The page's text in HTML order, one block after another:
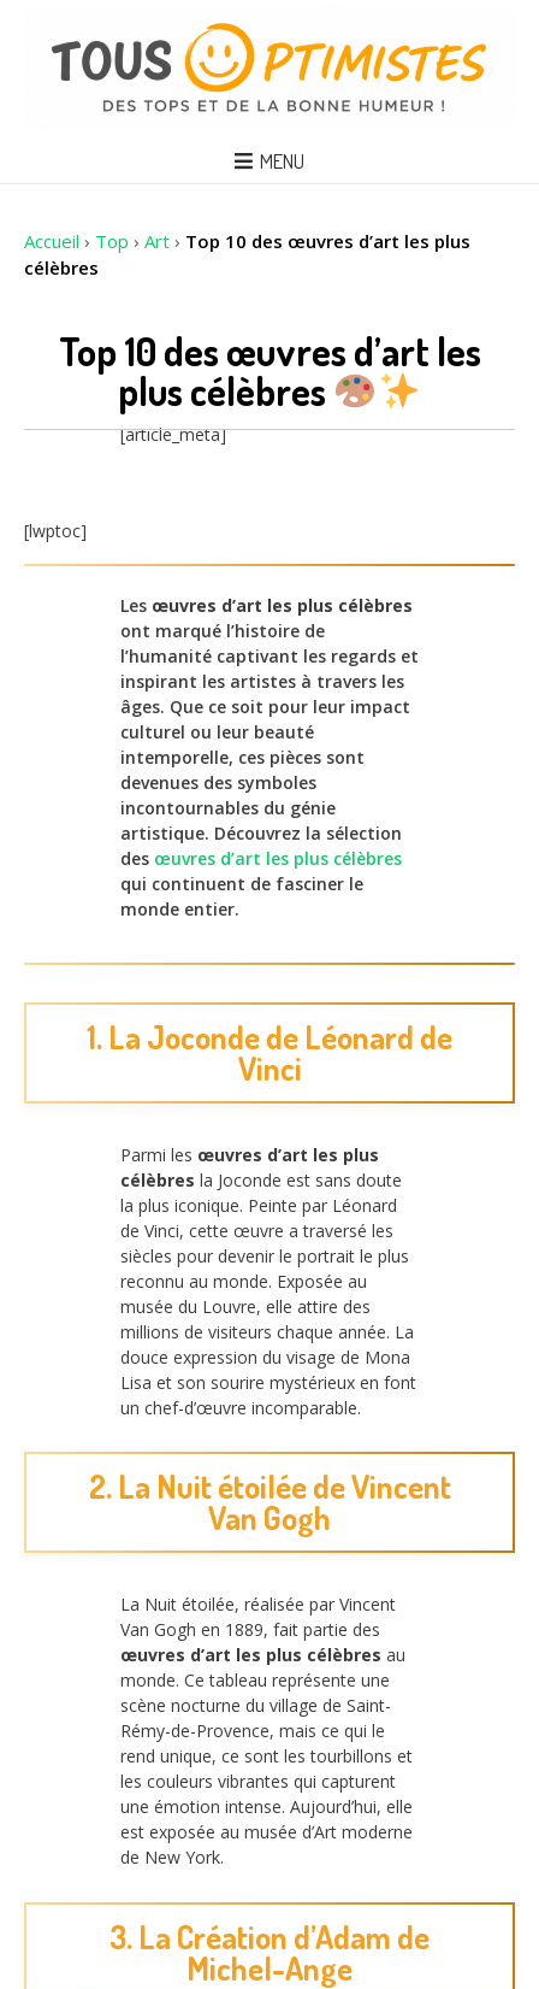
MENU
Accueil › Top › Art › Top 10 des œuvres d’art les plus
célèbres
Top 10 des œuvres d’art les
plus célèbres
[article_meta]
[lwptoc]
Les œuvres d’art les plus célèbres
ont marqué l’histoire de
l’humanité captivant les regards et
inspirant les artistes à travers les
âges. Que ce soit pour leur impact
culturel ou leur beauté
intemporelle, ces pièces sont
devenues des symboles
incontournables du génie
artistique. Découvrez la sélection
des œuvres d’art les plus célèbres
qui continuent de fasciner le
monde entier.
1. La Joconde de Léonard de
Vinci
Parmi les œuvres d’art les plus
célèbres la Joconde est sans doute
la plus iconique. Peinte par Léonard
de Vinci, cette œuvre a traversé les
siècles pour devenir le portrait le plus
reconnu au monde. Exposée au
musée du Louvre, elle attire des
millions de visiteurs chaque année. La
douce expression du visage de Mona
Lisa et son sourire mystérieux en font
un chef-d’œuvre incomparable.
2. La Nuit étoilée de Vincent
Van Gogh
La Nuit étoilée, réalisée par Vincent
Van Gogh en 1889, fait partie des
œuvres d’art les plus célèbres au
monde. Ce tableau représente une
scène nocturne du village de Saint-
Rémy-de-Provence, mais ce qui le
rend unique, ce sont les tourbillons et
les couleurs vibrantes qui capturent
une émotion intense. Aujourd’hui, elle
est exposée au musée d’Art moderne
de New York.
3. La Création d’Adam de
Michel-Ange